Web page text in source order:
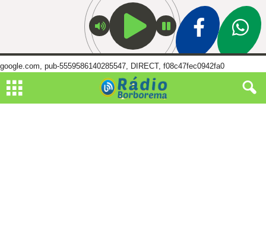
google.com, pub-5559586140285547, DIRECT, f08c47fec0942fa0